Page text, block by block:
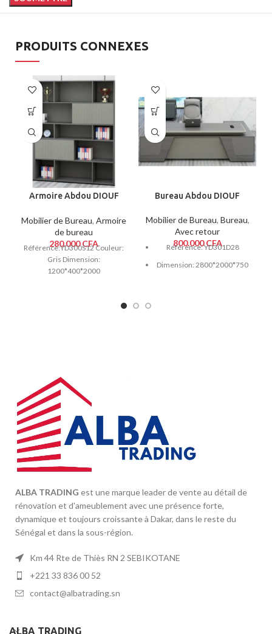
PRODUITS CONNEXES
Armoire Abdou DIOUF
Mobilier de Bureau,Armoire
de bureau
280.000CFA
Référence:YD300S12 Couleur:
Gris Dimension:
1200*400*2000
Bureau Abdou DIOUF
Mobilier de Bureau, Bureau,
Avec retour
800.000CFA
Référence: YD301D28
Dimension: 2800*2000*750
ALBA TRADING est une marque leader de vente au détail de
rénovation et d'ameublement avec une présence forte,
dynamique et toujours croissante à Dakar, dans le reste du
Sénégal et dans la sous-région.
Km 44 Rte de Thiès RN 2 SEBIKOTANE
+221 33 836 00 52
contact@albatrading.sn
ALBA TRADING